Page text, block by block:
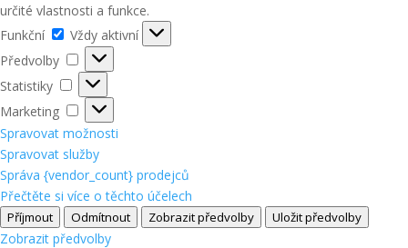
určité vlastnosti a funkce.
Funkční
Funkční
Vždy aktivní
Předvolby
Předvolby
Statistiky
Statistiky
Marketing
Marketing
Spravovat možnosti
Spravovat služby
Správa {vendor_count} prodejců
Přečtěte si více o těchto účelech
Příjmout Odmítnout Zobrazit předvolby Uložit předvolby
Zobrazit předvolby